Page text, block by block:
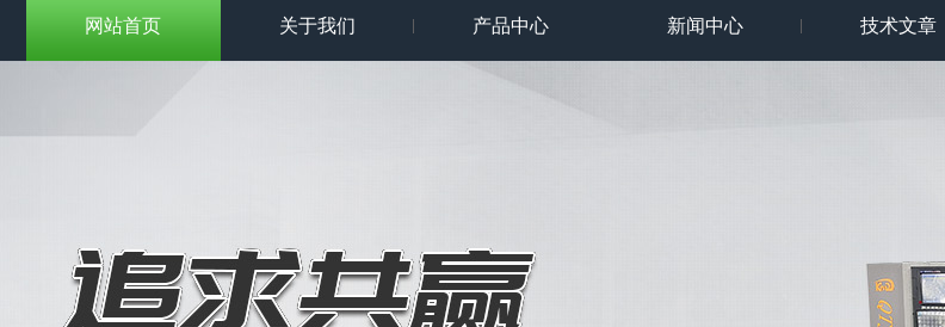
网站首页 关于我们 产品中心 新闻中心 技术文章